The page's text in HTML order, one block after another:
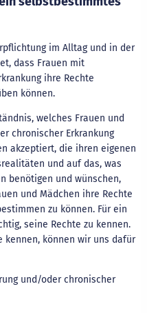
im Alltag und in der
dass Frauen mit
ihre Rechte
können.
welches Frauen und
chronischer Erkrankung
akzeptiert, die ihren eigenen
und auf das, was
benötigen und wünschen,
und Mädchen ihre Rechte
zu können. Für ein
seine Rechte zu kennen.
kennen, können wir uns dafür
und/oder chronischer